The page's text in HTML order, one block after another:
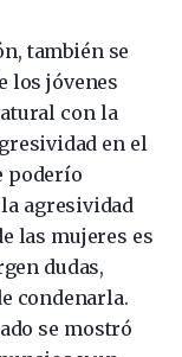
también se
los jóvenes
con la
en el
poderío
agresividad
las mujeres es
dudas,
condenarla.
se mostró